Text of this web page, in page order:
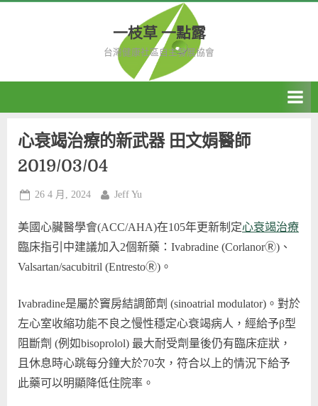
一枝草 一點露
台灣健康社區自主發展協會
心衰竭治療的新武器 田文娟醫師
2019/03/04
Posted
26 4 月, 2024 By
Jeff Yu
美國心臟醫學會(ACC/AHA)在105年更新制定心衰竭治療
臨床指引中建議加入2個新藥：Ivabradine (CorlanorⓇ)、
Valsartan/sacubitril (EntrestoⓇ)。
Ivabradine是屬於竇房結調節劑 (sinoatrial modulator)。對於
左心室收縮功能不良之慢性穩定心衰竭病人，經給予β型
阻斷劑 (例如bisoprolol) 最大耐受劑量後仍有臨床症狀，
且休息時心跳每分鐘大於70次，符合以上的情況下給予
此藥可以明顯降低住院率。